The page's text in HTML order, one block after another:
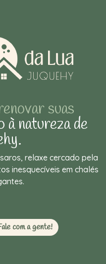
suas
à natureza de
relaxe cercado pela
inesquecíveis em chalés
com a gente!